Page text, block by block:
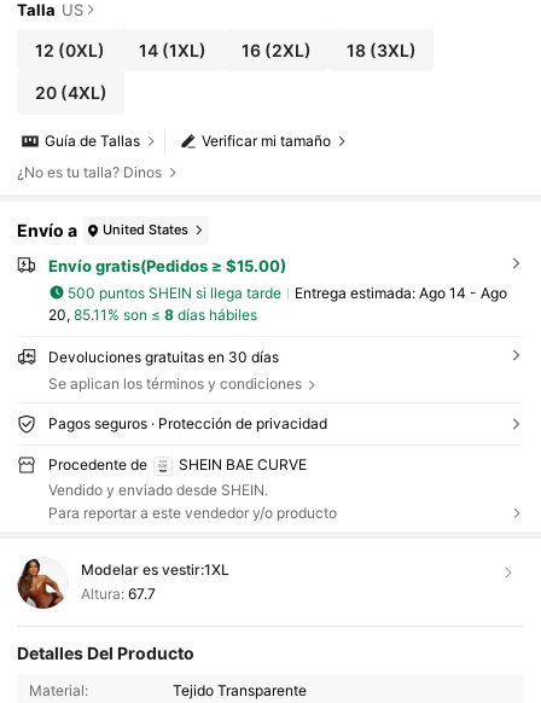
Talla US
12 (0XL) 14 (1XL) 16(2XL) 18(3XL)
20(4XL)
Verificar mi tamaño
Guía de Tallas
¿No es tu talla? Dinos
Envío a United States
Envío gratis(Pedidos ≥ $15.00)
500 puntos SHEIN si llega tarde Entrega estimada: Ago 14 - Ago
20, 85.11% son ≤ 8días hábiles
Devoluciones gratuitas en 30 días
Se aplican los términos y condiciones
Pagos seguros · Protección de privacidad
Procedente de
SHEIN BAE CURVE
Vendido y enviado desde SHEIN.
Para reportar a este vendedor y/o producto
Modelar es vestir:1XL
Altura: 67.7
Detalles Del Producto
Material:
Tejido Transparente
574K Seguidores